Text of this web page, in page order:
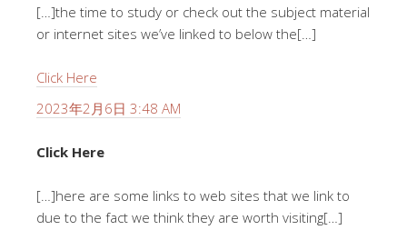
[…]the time to study or check out the subject material
or internet sites we’ve linked to below the[…]
Click Here
2023年2月6日 3:48 AM
Click Here
[…]here are some links to web sites that we link to
due to the fact we think they are worth visiting[…]